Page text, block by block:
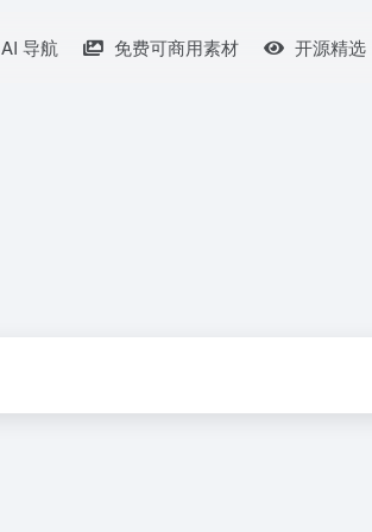
AI 导航 免费可商用素材 开源精选